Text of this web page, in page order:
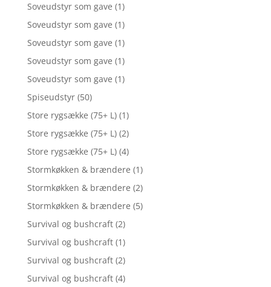
Soveudstyr som gave (1)
Soveudstyr som gave (1)
Soveudstyr som gave (1)
Soveudstyr som gave (1)
Soveudstyr som gave (1)
Spiseudstyr (50)
Store rygsække (75+ L) (1)
Store rygsække (75+ L) (2)
Store rygsække (75+ L) (4)
Stormkøkken & brændere (1)
Stormkøkken & brændere (2)
Stormkøkken & brændere (5)
Survival og bushcraft (2)
Survival og bushcraft (1)
Survival og bushcraft (2)
Survival og bushcraft (4)